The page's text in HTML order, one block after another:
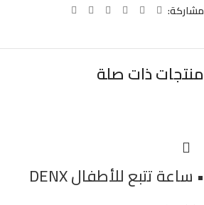
مشاركة:
منتجات ذات صلة
• ساعة تتبع للأطفال DENX